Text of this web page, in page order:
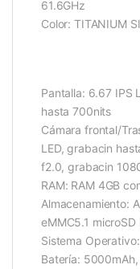
61.6GHz
Color: TITANIUM
Pantalla: 6.67 IPS
hasta 700nits
Cámara frontal/
LED, grabacin
f2.0, grabacin
RAM: RAM 4GB
Almacenamiento:
eMMC5.1 microSD
Sistema
Batería: